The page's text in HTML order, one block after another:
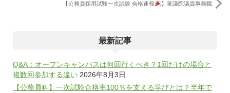
【公務員採用試験一次試験 合格速報
】衆議院議員事務職
最新記事
Q&A：オープンキャンパスは何回行くべき？1回だけの場合と
複数回参加する違い 2026年8月3日
【公務員科】一次試験合格率100％を支える学びとは？半年で